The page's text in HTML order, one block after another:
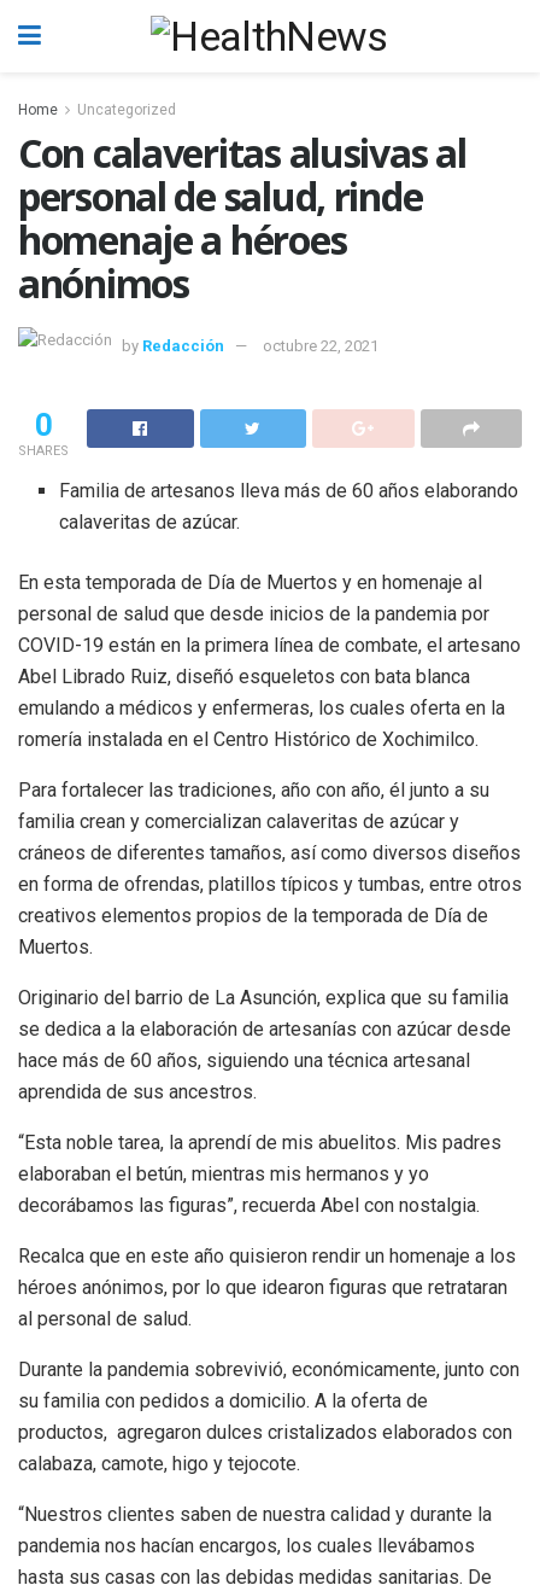
Home Uncategorized
Con calaveritas alusivas al
personal de salud, rinde
homenaje a héroes
anónimos
by Redacción octubre 22, 2021
0
SHARES
Familia de artesanos lleva más de 60 años elaborando
calaveritas de azúcar.
En esta temporada de Día de Muertos y en homenaje al
personal de salud que desde inicios de la pandemia por
COVID-19 están en la primera línea de combate, el artesano
Abel Librado Ruiz, diseñó esqueletos con bata blanca
emulando a médicos y enfermeras, los cuales oferta en la
romería instalada en el Centro Histórico de Xochimilco.
Para fortalecer las tradiciones, año con año, él junto a su
familia crean y comercializan calaveritas de azúcar y
cráneos de diferentes tamaños, así como diversos diseños
en forma de ofrendas, platillos típicos y tumbas, entre otros
creativos elementos propios de la temporada de Día de
Muertos.
Originario del barrio de La Asunción, explica que su familia
se dedica a la elaboración de artesanías con azúcar desde
hace más de 60 años, siguiendo una técnica artesanal
aprendida de sus ancestros.
“Esta noble tarea, la aprendí de mis abuelitos. Mis padres
elaboraban el betún, mientras mis hermanos y yo
decorábamos las figuras”, recuerda Abel con nostalgia.
Recalca que en este año quisieron rendir un homenaje a los
héroes anónimos, por lo que idearon figuras que retrataran
al personal de salud.
Durante la pandemia sobrevivió, económicamente, junto con
su familia con pedidos a domicilio. A la oferta de
productos, agregaron dulces cristalizados elaborados con
calabaza, camote, higo y tejocote.
“Nuestros clientes saben de nuestra calidad y durante la
pandemia nos hacían encargos, los cuales llevábamos
hasta sus casas con las debidas medidas sanitarias. De